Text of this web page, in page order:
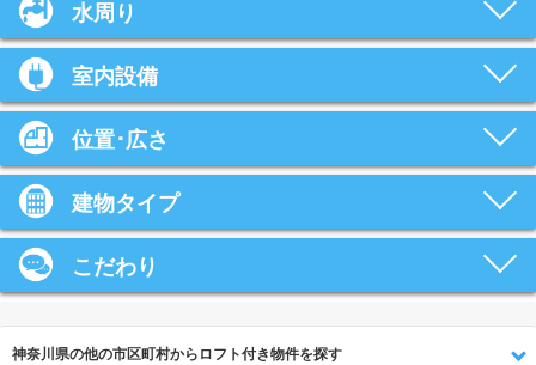
水周り
室内設備
位置･広さ
建物タイプ
こだわり
神奈川県の他の市区町村からロフト付き物件を探す